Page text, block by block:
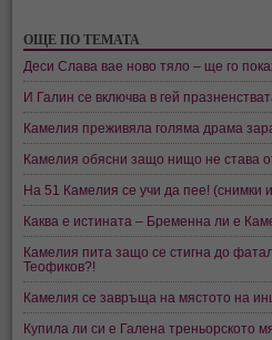
ОЩЕ ПО ТЕМАТА
Деси Слава вае ново тяло – ще го
И Галин се включва в гей
Камелия преживяла голяма драма
Камелия обясни защо нищо не става
На 51 Камелия се учи да пее! (снимки
Каква е истината – Бременна ли е
Камелия пита защо се стигна до
Теофиков?!
Камелия се завръща на мястото на
Купила ли си е Галена треньорското